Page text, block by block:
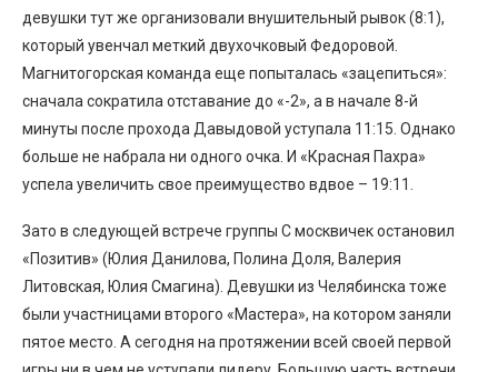
девушки тут же организовали внушительный рывок (8:1),
который увенчал меткий двухочковый Федоровой.
Магнитогорская команда еще попыталась «зацепиться»:
сначала сократила отставание до «-2», а в начале 8-й
минуты после прохода Давыдовой уступала 11:15. Однако
больше не набрала ни одного очка. И «Красная Пахра»
успела увеличить свое преимущество вдвое – 19:11.
Зато в следующей встрече группы С москвичек остановил
«Позитив» (Юлия Данилова, Полина Доля, Валерия
Литовская, Юлия Смагина). Девушки из Челябинска тоже
были участницами второго «Мастера», на котором заняли
пятое место. А сегодня на протяжении всей своей первой